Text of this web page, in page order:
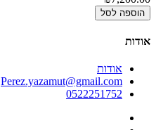
הוספה לסל
אודות
אודות
Perez.yazamut@gmail.com
0522251752